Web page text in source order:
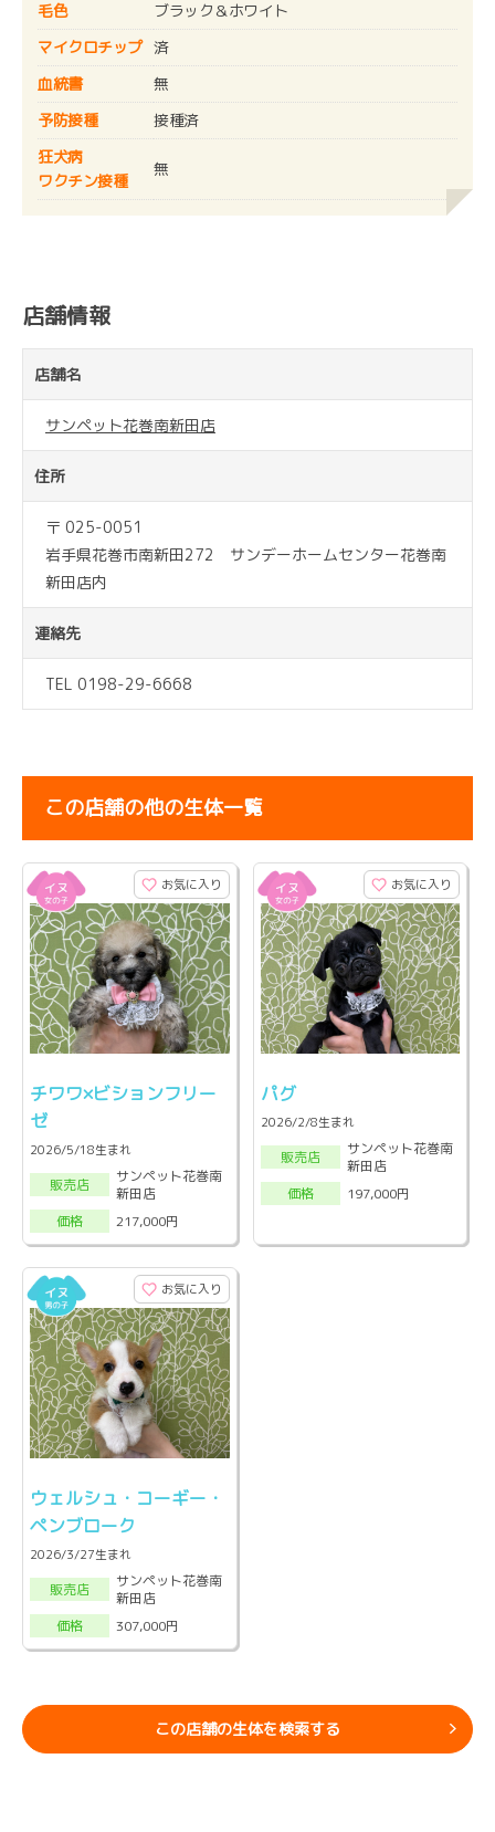
毛色
ブラック＆ホワイト
マイクロチップ 済
血統書
無
予防接種
接種済
狂犬病
ワクチン接種
無
店舗情報
店舗名
サンペット花巻南新田店
住所
〒 025-0051
岩手県花巻市南新田272 サンデーホームセンター花巻南
新田店内
連絡先
TEL 0198-29-6668
この店舗の他の生体一覧
お気に入り
チワワ×ビションフリー
ゼ
2026/5/18生まれ
販売店
サンペット花巻南
新田店
価格
217,000円
お気に入り
パグ
2026/2/8生まれ
販売店
サンペット花巻南
新田店
価格
197,000円
お気に入り
ウェルシュ・コーギー・
ペンブローク
2026/3/27生まれ
販売店
サンペット花巻南
新田店
価格
307,000円
この店舗の生体を検索する